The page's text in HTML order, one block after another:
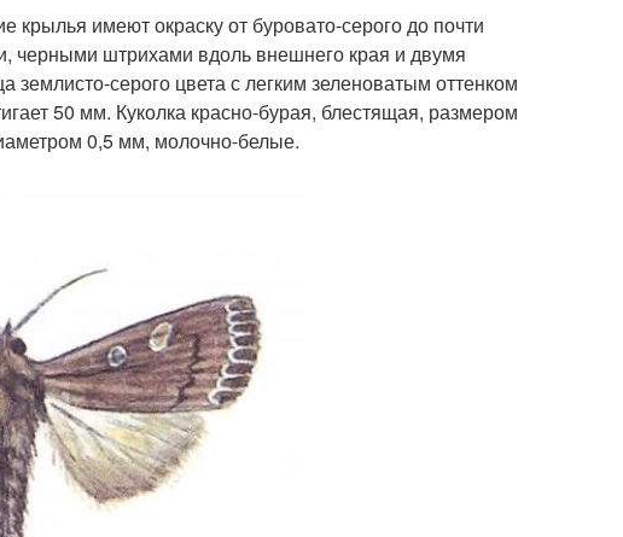
имеют окраску от буровато-серого до почти
черными штрихами вдоль внешнего края и двумя
серого цвета с легким зеленоватым оттенком
50 мм. Куколка красно-бурая, блестящая, размером
0,5 мм, молочно-белые.